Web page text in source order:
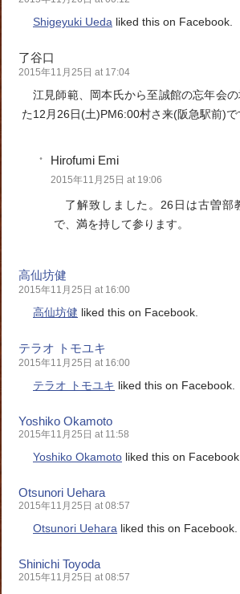
Shigeyuki Ueda liked this on Facebook.
了谷口
2015年11月25日 at 17:04
江見師範、岡本氏から至誠館の忘年会
た12月26日(土)PM6:00村さ来(阪急駅前)で
Hirofumi Emi
2015年11月25日 at 19:06
了解致しました。26日は古曽部
で、満を持して参ります。
高仙坊健
2015年11月25日 at 16:00
高仙坊健 liked this on Facebook.
テラオ トモユキ
2015年11月25日 at 16:00
テラオ トモユキ liked this on Facebook.
Yoshiko Okamoto
2015年11月25日 at 11:58
Yoshiko Okamoto liked this on Facebook.
Otsunori Uehara
2015年11月25日 at 08:57
Otsunori Uehara liked this on Facebook.
Shinichi Toyoda
2015年11月25日 at 08:57